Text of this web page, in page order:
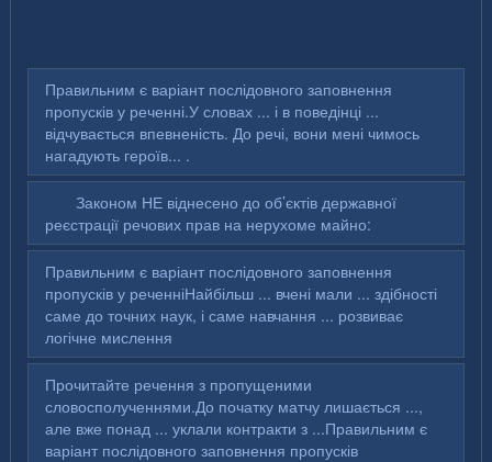
Правильним є варіант послідовного заповнення
пропусків у реченні.У словах ... і в поведінці ...
відчувається впевненість. До речі, вони мені чимось
нагадують героїв... .
Законом НЕ віднесено до об’єктів державної
реєстрації речових прав на нерухоме майно:
Правильним є варіант послідовного заповнення
пропусків у реченніНайбільш ... вчені мали ... здібності
саме до точних наук, і саме навчання ... розвиває
логічне мислення
Прочитайте речення з пропущеними
словосполученнями.До початку матчу лишається ...,
але вже понад ... уклали контракти з ...Правильним є
варіант послідовного заповнення пропусків